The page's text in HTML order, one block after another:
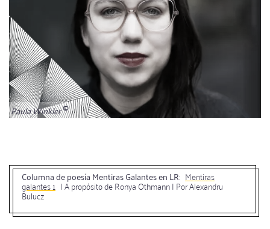
Paula Winkler
Columna de poesía Mentiras Galantes en LR: Mentiras
galantes 1 | A propósito de Ronya Othmann | Por Alexandru
Bulucz